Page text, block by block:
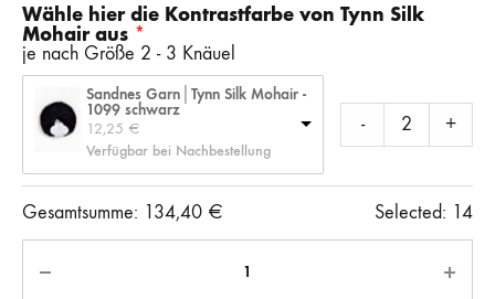
Wähle hier die Kontrastfarbe von Tynn Silk
Mohair aus
je nach Größe 2 - 3 Knäuel
Sandnes Garn│Tynn Silk Mohair -
1099 schwarz
12,25 €
Verfügbar bei Nachbestellung
- +
Gesamtsumme: 134,40 € Selected: 14
Anzahl